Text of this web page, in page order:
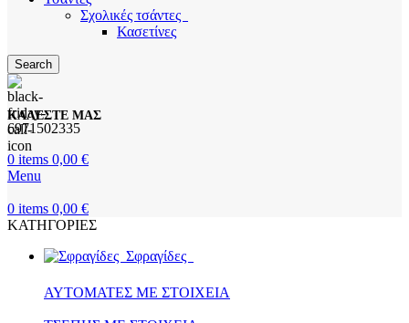
Σχολικές τσάντες
Κασετίνες
Search
ΚΑΛΕΣΤΕ ΜΑΣ
6971502335
0 items 0,00 €
Menu
0 items 0,00 €
ΚΑΤΗΓΟΡΙΕΣ
Σφραγίδες
ΑΥΤΟΜΑΤΕΣ ΜΕ ΣΤΟΙΧΕΙΑ